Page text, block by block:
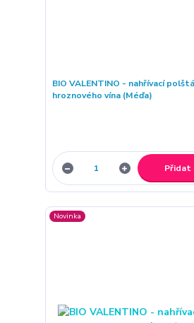
BIO VALENTINO - nahřívací
hroznového vína (Méďa)
Přidat
Novinka